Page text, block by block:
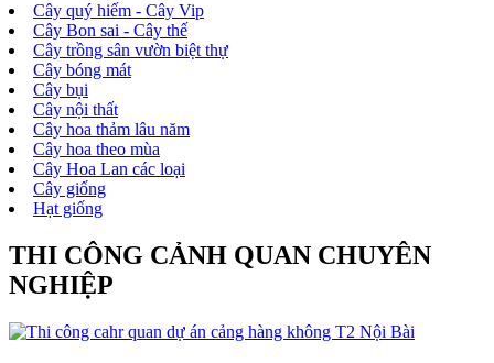
Cây quý hiếm - Cây Vip
Cây Bon sai - Cây thế
Cây trồng sân vườn biệt thự
Cây bóng mát
Cây bụi
Cây nội thất
Cây hoa thảm lâu năm
Cây hoa theo mùa
Cây Hoa Lan các loại
Cây giống
Hạt giống
THI CÔNG CẢNH QUAN CHUYÊN
NGHIỆP